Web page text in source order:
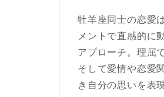
牡羊座同士の恋愛
メントで直感的に
アプローチ。理屈
そして愛情や恋愛
き自分の思いを表